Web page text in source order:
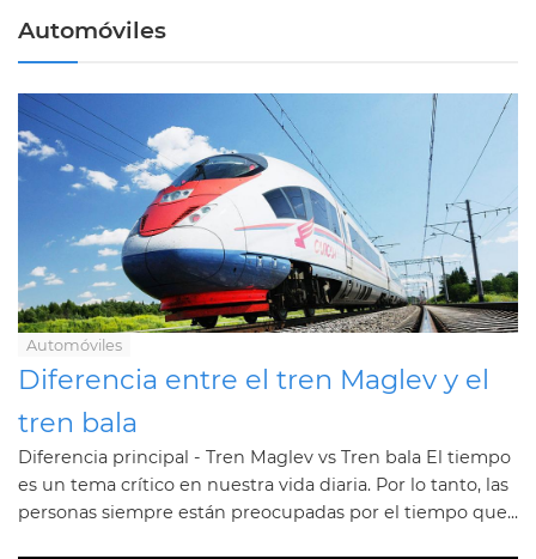
Automóviles
Automóviles
Diferencia entre el tren Maglev y el
tren bala
Diferencia principal - Tren Maglev vs Tren bala El tiempo
es un tema crítico en nuestra vida diaria. Por lo tanto, las
personas siempre están preocupadas por el tiempo que...